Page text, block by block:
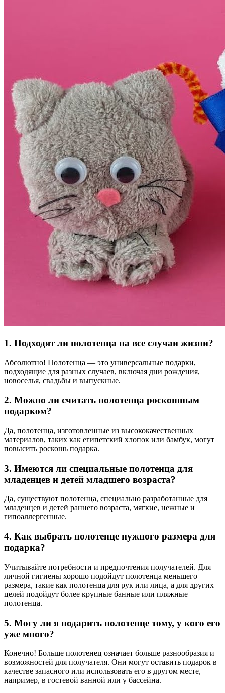
1. Подходят ли полотенца на все случаи жизни?
Абсолютно! Полотенца — это универсальные подарки,
подходящие для разных случаев, включая дни рождения,
новоселья, свадьбы и выпускные.
2. Можно ли считать полотенца роскошным
подарком?
Да, полотенца, изготовленные из высококачественных
материалов, таких как египетский хлопок или бамбук, могут
повысить роскошь подарка.
3. Имеются ли специальные полотенца для
младенцев и детей младшего возраста?
Да, существуют полотенца, специально разработанные для
младенцев и детей раннего возраста, мягкие, нежные и
гипоаллергенные.
4. Как выбрать полотенце нужного размера для
подарка?
Учитывайте потребности и предпочтения получателей. Для
личной гигиены хорошо подойдут полотенца меньшего
размера, такие как полотенца для рук или лица, а для других
целей подойдут более крупные банные или пляжные
полотенца.
5. Могу ли я подарить полотенце тому, у кого его
уже много?
Конечно! Больше полотенец означает больше разнообразия и
возможностей для получателя. Они могут оставить подарок в
качестве запасного или использовать его в другом месте,
например, в гостевой ванной или у бассейна.